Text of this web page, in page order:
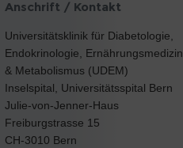
Anschrift / Kontakt
Universitätsklinik für Diabetologie,
Endokrinologie, Ernährungsmedizin
& Metabolismus (UDEM)
Inselspital, Universitätsspital Bern
Julie-von-Jenner-Haus
Freiburgstrasse 15
CH-3010 Bern